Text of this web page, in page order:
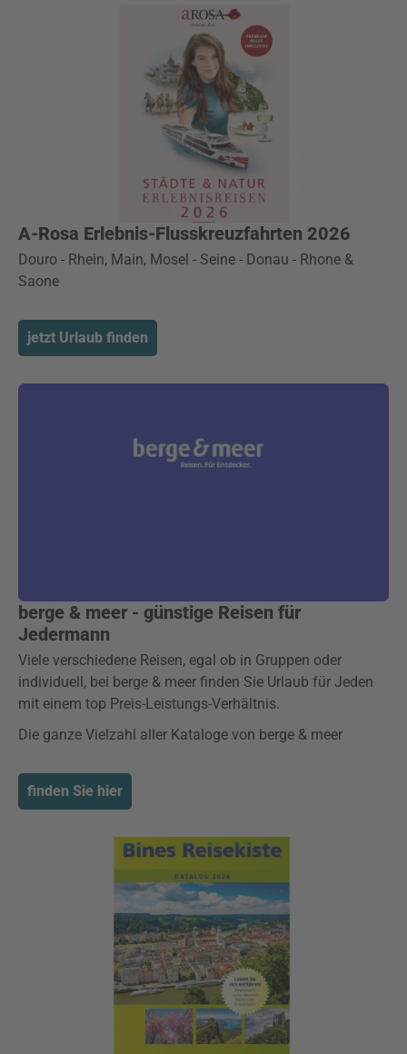
A-Rosa Erlebnis-Flusskreuzfahrten 2026
Douro - Rhein, Main, Mosel - Seine - Donau - Rhone &
Saone
jetzt Urlaub finden
berge & meer - günstige Reisen für
Jedermann
Viele verschiedene Reisen, egal ob in Gruppen oder
individuell, bei berge & meer finden Sie Urlaub für Jeden
mit einem top Preis-Leistungs-Verhältnis.
Die ganze Vielzahl aller Kataloge von berge & meer
finden Sie hier